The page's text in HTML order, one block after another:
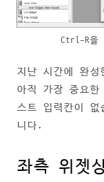
Ctrl-R을
지난 시간에 완성
아직 가장 중요
스트 입력칸이
니다.
좌측 위젯